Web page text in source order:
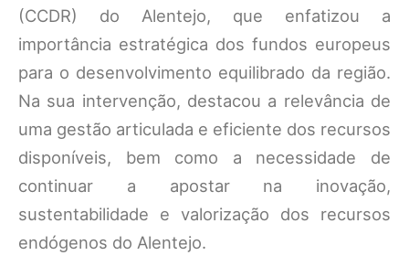
(CCDR) do Alentejo, que enfatizou a
importância estratégica dos fundos europeus
para o desenvolvimento equilibrado da região.
Na sua intervenção, destacou a relevância de
uma gestão articulada e eficiente dos recursos
disponíveis, bem como a necessidade de
continuar a apostar na inovação,
sustentabilidade e valorização dos recursos
endógenos do Alentejo.